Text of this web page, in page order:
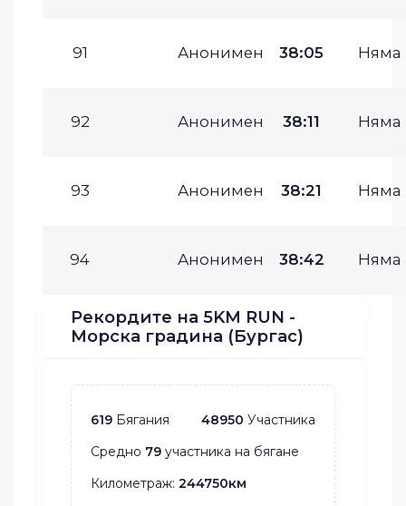
91 Анонимен 38:05 Няма
92 Анонимен 38:11 Няма
93 Анонимен 38:21 Няма
94 Анонимен 38:42 Няма
Рекордите на 5KM RUN -
Морска градина (Бургас)
619 Бягания 48950 Участника
Средно 79 участника на бягане
Километраж: 244750км